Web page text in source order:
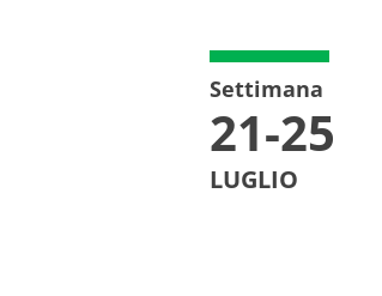
Settimana
21-25
LUGLIO